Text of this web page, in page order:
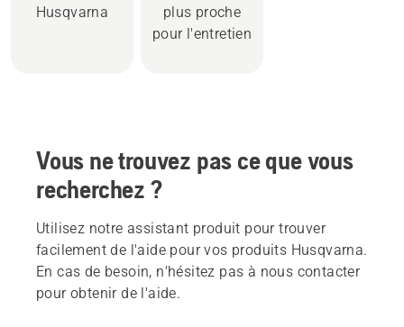
Husqvarna
plus proche
pour l'entretien
Vous ne trouvez pas ce que vous
recherchez ?
Utilisez notre assistant produit pour trouver
facilement de l'aide pour vos produits Husqvarna.
En cas de besoin, n'hésitez pas à nous contacter
pour obtenir de l'aide.